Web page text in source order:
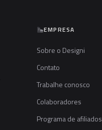
EMPRESA
Sobre o Designi
Contato
Trabalhe conosco
Colaboradores
Programa de afiliados